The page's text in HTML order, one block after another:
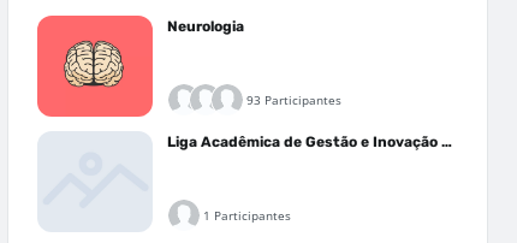
Neurologia
93 Participantes
Liga Acadêmica de Gestão e Inovação Médica - LAGIM
1 Participantes